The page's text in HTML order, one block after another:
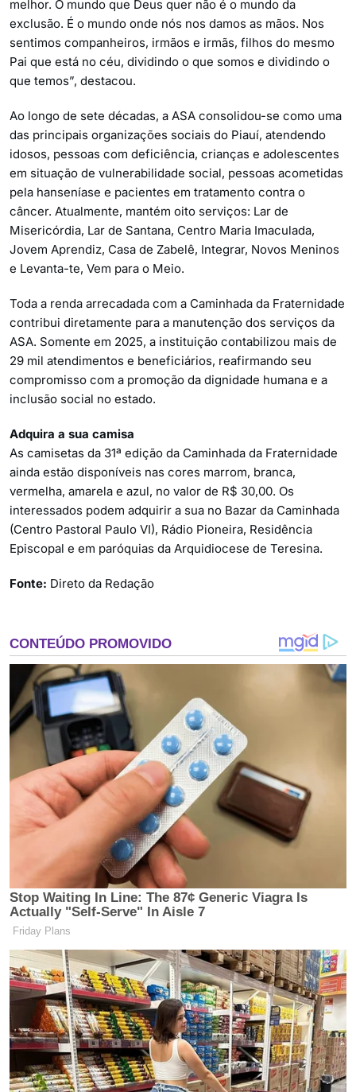
melhor. O mundo que Deus quer não é o mundo da
exclusão. É o mundo onde nós nos damos as mãos. Nos
sentimos companheiros, irmãos e irmãs, filhos do mesmo
Pai que está no céu, dividindo o que somos e dividindo o
que temos”, destacou.
Ao longo de sete décadas, a ASA consolidou-se como uma
das principais organizações sociais do Piauí, atendendo
idosos, pessoas com deficiência, crianças e adolescentes
em situação de vulnerabilidade social, pessoas acometidas
pela hanseníase e pacientes em tratamento contra o
câncer. Atualmente, mantém oito serviços: Lar de
Misericórdia, Lar de Santana, Centro Maria Imaculada,
Jovem Aprendiz, Casa de Zabelê, Integrar, Novos Meninos
e Levanta-te, Vem para o Meio.
Toda a renda arrecadada com a Caminhada da Fraternidade
contribui diretamente para a manutenção dos serviços da
ASA. Somente em 2025, a instituição contabilizou mais de
29 mil atendimentos e beneficiários, reafirmando seu
compromisso com a promoção da dignidade humana e a
inclusão social no estado.
Adquira a sua camisa
As camisetas da 31ª edição da Caminhada da Fraternidade
ainda estão disponíveis nas cores marrom, branca,
vermelha, amarela e azul, no valor de R$ 30,00. Os
interessados podem adquirir a sua no Bazar da Caminhada
(Centro Pastoral Paulo VI), Rádio Pioneira, Residência
Episcopal e em paróquias da Arquidiocese de Teresina.
Fonte: Direto da Redação